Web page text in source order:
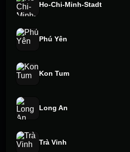
Ho-Chi-Minh-Stadt
Phú Yên
Kon Tum
Long An
Trà Vinh